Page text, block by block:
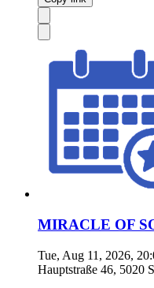
MIRACLE OF
Tue, Aug 11, 2026,
Hauptstraße 46, 5020